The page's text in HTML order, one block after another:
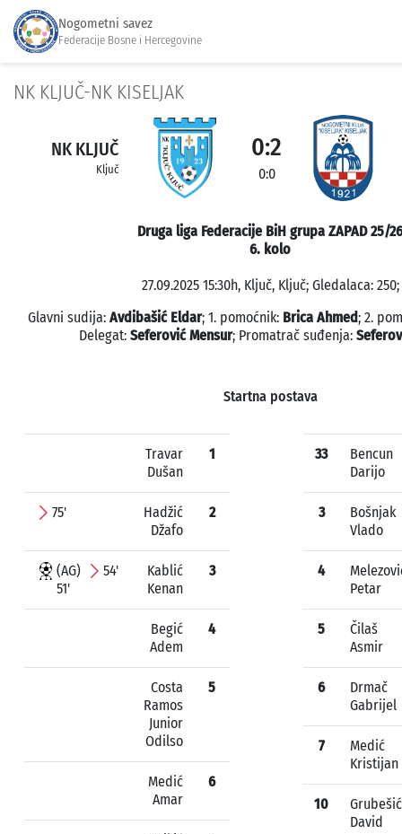
Nogometni savez
Federacije Bosne i Hercegovine
NK KLJUČ-NK KISELJAK
NK KLJUČ
Ključ
0:2
0:0
Druga liga Federacije BiH grupa ZAPAD 25/26
6. kolo
27.09.2025 15:30h, Ključ, Ključ; Gledalaca: 250;
Glavni sudija: Avdibašić Eldar; 1. pomoćnik: Brica Ahmed; 2.
Delegat: Seferović Mensur; Promatrač suđenja:
Startna postava
Travar
Dušan
1
75'
Hadžić
Džafo
2
(AG)
51'
54'
Kablić
Kenan
3
Begić
Adem
4
Costa
Ramos
Junior
Odilso
5
Medić
Amar
6
33
Bencun
Darijo
3
Bošnjak
Vlado
4
Petar
5
Čilaš
Asmir
6
Drmač
Gabrijel
7
Medić
Kristijan
10
Grubešić
David